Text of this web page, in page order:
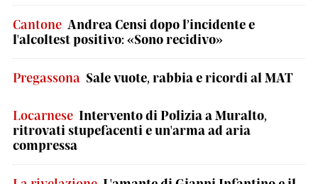
Cantone Andrea Censi dopo l’incidente e
l'alcoltest positivo: «Sono recidivo»
Pregassona Sale vuote, rabbia e ricordi al MAT
Locarnese Intervento di Polizia a Muralto,
ritrovati stupefacenti e un'arma ad aria
compressa